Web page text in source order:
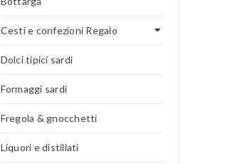
Cesti e confezioni Regalo
Dolci tipici sardi
Formaggi sardi
Fregola & gnocchetti
Liquori e distillati